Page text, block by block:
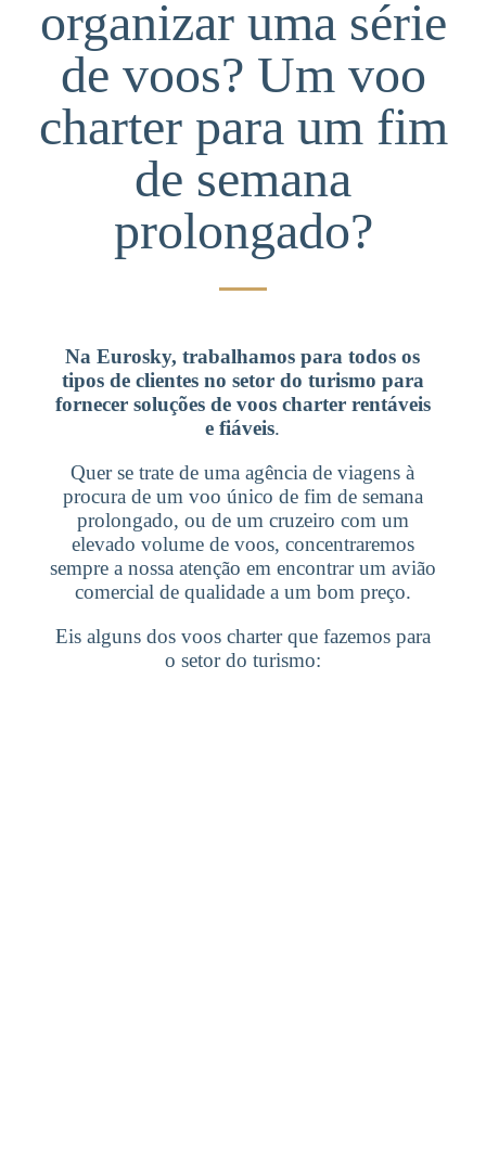
organizar uma série
de voos? Um voo
charter para um fim
de semana
prolongado?
Na Eurosky, trabalhamos para todos os
tipos de clientes no setor do turismo para
fornecer soluções de voos charter rentáveis
e fiáveis.
Quer se trate de uma agência de viagens à
procura de um voo único de fim de semana
prolongado, ou de um cruzeiro com um
elevado volume de voos, concentraremos
sempre a nossa atenção em encontrar um avião
comercial de qualidade a um bom preço.
Eis alguns dos voos charter que fazemos para
o setor do turismo: